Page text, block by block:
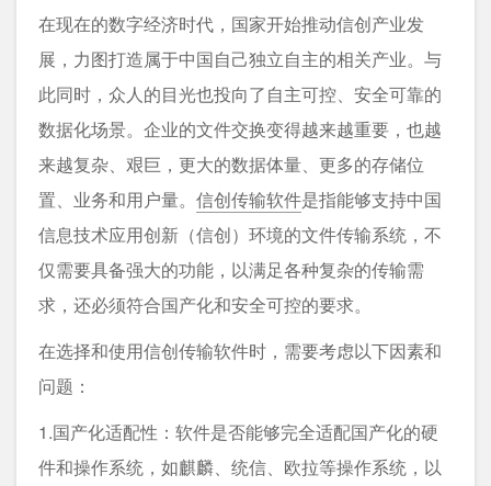
在现在的数字经济时代，国家开始推动信创产业发
展，力图打造属于中国自己独立自主的相关产业。与
此同时，众人的目光也投向了自主可控、安全可靠的
数据化场景。企业的文件交换变得越来越重要，也越
来越复杂、艰巨，更大的数据体量、更多的存储位
置、业务和用户量。 信创传输软件是指能够支持中国
信息技术应用创新（信创）环境的文件传输系统，不
仅需要具备强大的功能，以满足各种复杂的传输需
求，还必须符合国产化和安全可控的要求。
在选择和使用信创传输软件时，需要考虑以下因素和
问题：
1.国产化适配性：软件是否能够完全适配国产化的硬
件和操作系统，如麒麟、统信、欧拉等操作系统，以